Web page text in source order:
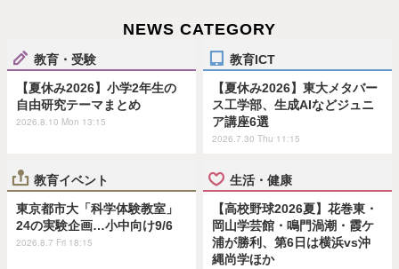
NEWS CATEGORY
教育・受験
【夏休み2026】小学2年生の
自由研究テーマまとめ
2026.8.10 Mon 13:15
教育ICT
【夏休み2026】東大メタバー
ス工学部、生成AIなどジュニ
ア講座6選
2026.7.30 Thu 11:15
教育イベント
東京都市大「科学体験教室」
24の実験企画…小中向け9/6
2026.8.7 Fri 18:15
生活・健康
【高校野球2026夏】花巻東・
岡山学芸館・鳴門渦潮・霞ケ
浦が勝利、第6日は横浜vs沖
縄尚学ほか